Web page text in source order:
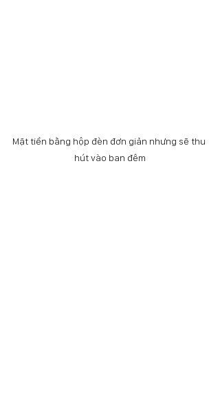
Mặt tiền bằng hộp đèn đơn giản nhưng sẽ thu
hút vào ban đêm